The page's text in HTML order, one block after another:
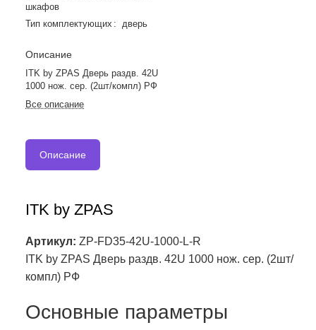
шкафов
Тип комплектующих : дверь
Описание
ITK by ZPAS Дверь раздв. 42U
1000 нож. сер. (2шт/компл) РФ
Все описание
Описание
ITK by ZPAS
Артикул: ZP-FD35-42U-1000-L-R
ITK by ZPAS Дверь раздв. 42U 1000 нож. сер. (2шт/
компл) РФ
Основные параметры